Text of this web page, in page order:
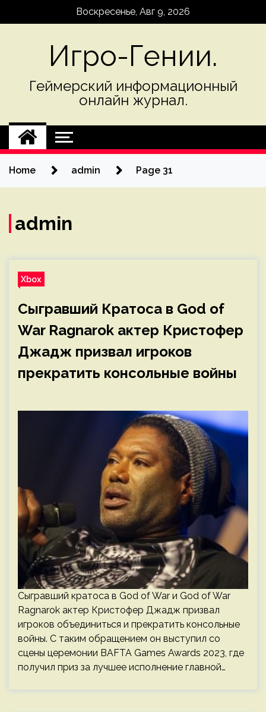
Воскресенье, Авг 9, 2026
Игро-Гении.
Геймерский информационный
онлайн журнал.
Home admin Page 31
admin
Xbox
Сыгравший Кратоса в God of
War Ragnarok актер Кристофер
Джадж призвал игроков
прекратить консольные войны
Сыгравший кратоса в God of War и God of War
Ragnarok актер Кристофер Джадж призвал
игроков объединиться и прекратить консольные
войны. С таким обращением он выступил со
сцены церемонии BAFTA Games Awards 2023, где
получил приз за лучшее исполнение главной…